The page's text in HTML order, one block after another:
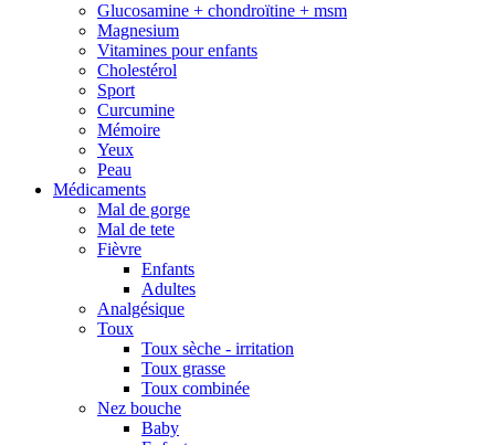
Glucosamine + chondroïtine + msm
Magnesium
Vitamines pour enfants
Cholestérol
Sport
Curcumine
Mémoire
Yeux
Peau
Médicaments
Mal de gorge
Mal de tete
Fièvre
Enfants
Adultes
Analgésique
Toux
Toux sèche - irritation
Toux grasse
Toux combinée
Nez bouche
Baby